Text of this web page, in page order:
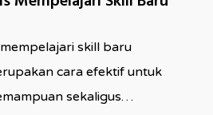
skill baru
cara efektif untuk
sekaligus…